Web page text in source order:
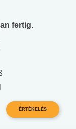
fertig.